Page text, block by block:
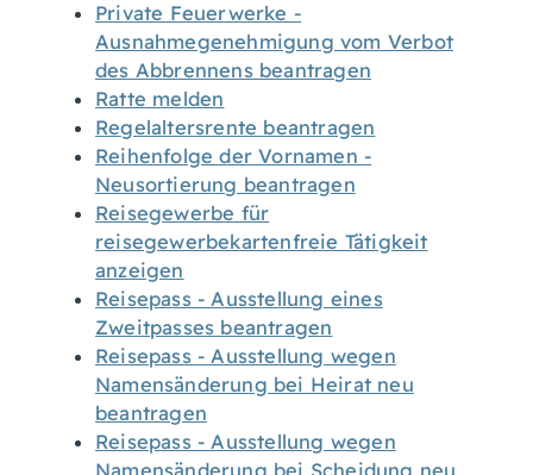
Private Feuerwerke -
Ausnahmegenehmigung vom Verbot
des Abbrennens beantragen
Ratte melden
Regelaltersrente beantragen
Reihenfolge der Vornamen -
Neusortierung beantragen
Reisegewerbe für
reisegewerbekartenfreie Tätigkeit
anzeigen
Reisepass - Ausstellung eines
Zweitpasses beantragen
Reisepass - Ausstellung wegen
Namensänderung bei Heirat neu
beantragen
Reisepass - Ausstellung wegen